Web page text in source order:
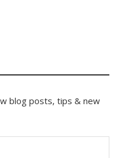
blog posts, tips & new